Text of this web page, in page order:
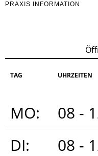
PRAXIS INFORMATION
TAG UHRZEITEN
MO: 08 -
DI: 08 -